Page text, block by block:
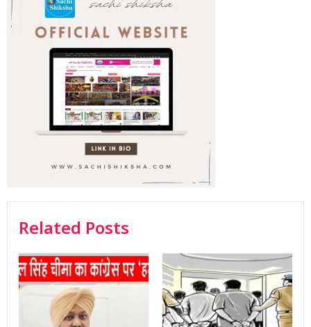
Related Posts